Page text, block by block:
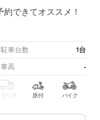
約できてオススメ！
駐車台数 1台
車高 -
ラック 原付 バイク